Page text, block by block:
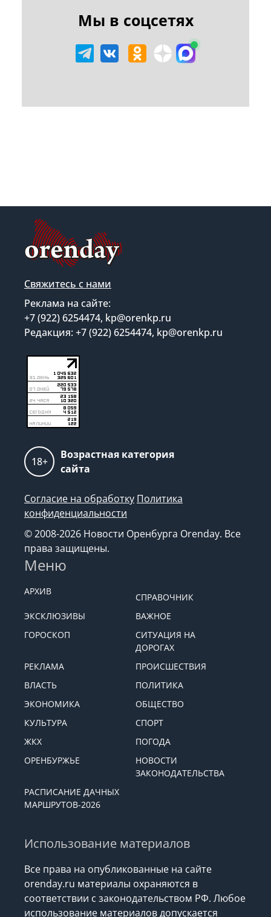
Мы в соцсетях
Свяжитесь с нами
Реклама на сайте:
+7 (922) 6254474, kp@orenkp.ru
Редакция: +7 (922) 6254474, kp@orenkp.ru
18+
Возрастная категория
сайта
Согласие на обработку Политика
конфиденциальности
© 2008-2026 Новости Оренбурга Orenday. Все
права защищены.
Меню
АРХИВ
СПРАВОЧНИК
ЭКСКЛЮЗИВЫ
ВАЖНОЕ
ГОРОСКОП
СИТУАЦИЯ НА
ДОРОГАХ
РЕКЛАМА
ПРОИСШЕСТВИЯ
ВЛАСТЬ
ПОЛИТИКА
ЭКОНОМИКА
ОБЩЕСТВО
КУЛЬТУРА
СПОРТ
ЖКХ
ПОГОДА
ОРЕНБУРЖЬЕ
НОВОСТИ
ЗАКОНОДАТЕЛЬСТВА
РАСПИСАНИЕ ДАЧНЫХ
МАРШРУТОВ-2026
Использование материалов
Все права на опубликованные на сайте
orenday.ru материалы охраняются в
соответствии с законодательством РФ. Любое
использование материалов допускается